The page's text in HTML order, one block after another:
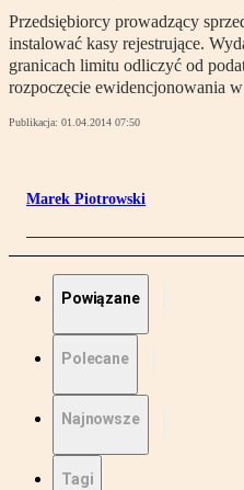
Przedsiębiorcy prowadzący
instalować kasy rejestrujące.
granicach limitu odliczyć od
rozpoczęcie ewidencjonowania
Publikacja: 01.04.2014 07:50
Marek Piotrowski
Powiązane
Polecane
Najnowsze
Tagi